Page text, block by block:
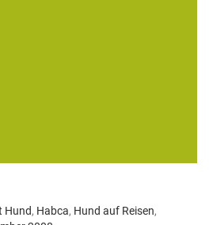
Hund, Habca, Hund auf Reisen,